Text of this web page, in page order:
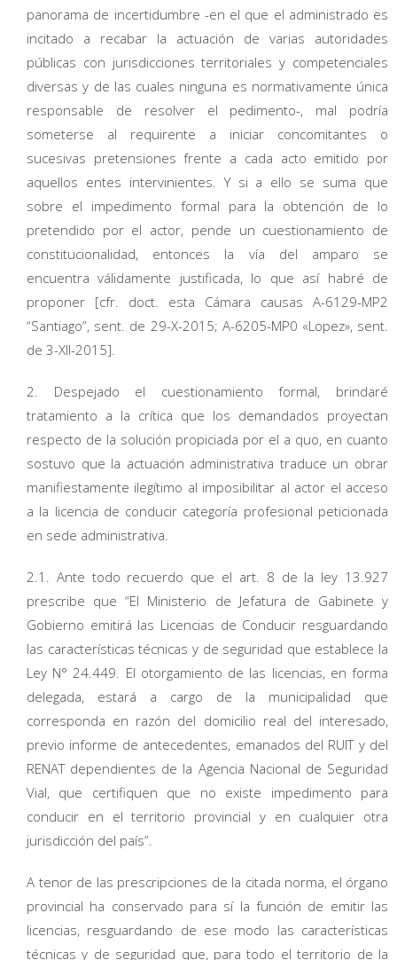
panorama de incertidumbre -en el que el administrado es
incitado a recabar la actuación de varias autoridades
públicas con jurisdicciones territoriales y competenciales
diversas y de las cuales ninguna es normativamente única
responsable de resolver el pedimento-, mal podría
someterse al requirente a iniciar concomitantes o
sucesivas pretensiones frente a cada acto emitido por
aquellos entes intervinientes. Y si a ello se suma que
sobre el impedimento formal para la obtención de lo
pretendido por el actor, pende un cuestionamiento de
constitucionalidad, entonces la vía del amparo se
encuentra válidamente justificada, lo que así habré de
proponer [cfr. doct. esta Cámara causas A-6129-MP2
“Santiago”, sent. de 29-X-2015; A-6205-MP0 «Lopez», sent.
de 3-XII-2015].
2. Despejado el cuestionamiento formal, brindaré
tratamiento a la crítica que los demandados proyectan
respecto de la solución propiciada por el a quo, en cuanto
sostuvo que la actuación administrativa traduce un obrar
manifiestamente ilegítimo al imposibilitar al actor el acceso
a la licencia de conducir categoría profesional peticionada
en sede administrativa.
2.1. Ante todo recuerdo que el art. 8 de la ley 13.927
prescribe que “El Ministerio de Jefatura de Gabinete y
Gobierno emitirá las Licencias de Conducir resguardando
las características técnicas y de seguridad que establece la
Ley N° 24.449. El otorgamiento de las licencias, en forma
delegada, estará a cargo de la municipalidad que
corresponda en razón del domicilio real del interesado,
previo informe de antecedentes, emanados del RUIT y del
RENAT dependientes de la Agencia Nacional de Seguridad
Vial, que certifiquen que no existe impedimento para
conducir en el territorio provincial y en cualquier otra
jurisdicción del país”.
A tenor de las prescripciones de la citada norma, el órgano
provincial ha conservado para sí la función de emitir las
licencias, resguardando de ese modo las características
técnicas y de seguridad que, para todo el territorio de la